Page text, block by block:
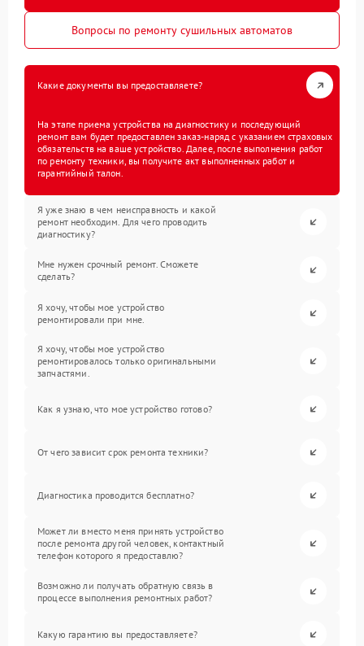
Вопросы по ремонту сушильных автоматов
Какие документы вы предоставляете?
На этапе приема устройства на диагностику и последующий
ремонт вам будет предоставлен заказ-наряд с указанием страховых
обязательств на ваше устройство. Далее, после выполнения работ
по ремонту техники, вы получите акт выполненных работ и
гарантийный талон.
Я уже знаю в чем неисправность и какой
ремонт необходим. Для чего проводить
диагностику?
Мне нужен срочный ремонт. Сможете
сделать?
Я хочу, чтобы мое устройство
ремонтировали при мне.
Я хочу, чтобы мое устройство
ремонтировалось только оригинальными
запчастями.
Как я узнаю, что мое устройство готово?
От чего зависит срок ремонта техники?
Диагностика проводится бесплатно?
Может ли вместо меня принять устройство
после ремонта другой человек, контактный
телефон которого я предоставлю?
Возможно ли получать обратную связь в
процессе выполнения ремонтных работ?
Какую гарантию вы предоставляете?